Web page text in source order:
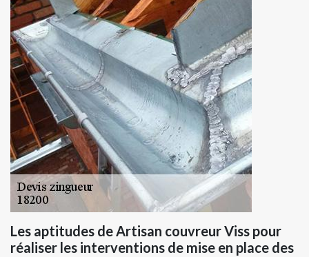
Les aptitudes de Artisan couvreur Viss pour
réaliser les interventions de mise en place des